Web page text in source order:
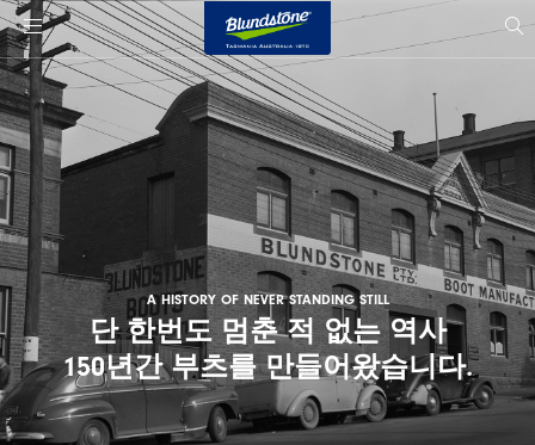
이
트
로
고
A HISTORY OF NEVER STANDING STILL
단 한번도 멈춘 적 없는 역사
150년간 부츠를 만들어왔습니다.